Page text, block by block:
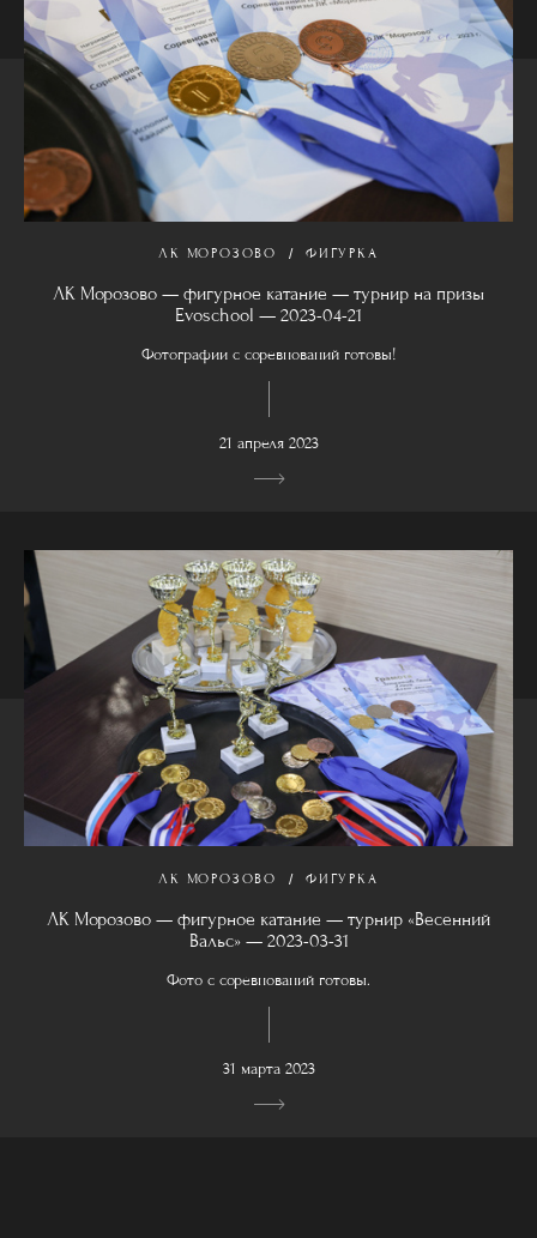
ЛК МОРОЗОВО ФИГУРКА
ЛК Морозово — фигурное катание — турнир на призы
Evoschool — 2023-04-21
Фотографии с соревнований готовы!
21 апреля 2023
ЛК МОРОЗОВО ФИГУРКА
ЛК Морозово — фигурное катание — турнир «Весенний
Вальс» — 2023-03-31
Фото с соревнований готовы.
31 марта 2023